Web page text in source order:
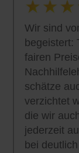
Wir sind
begeistert:
fairen
schätze
verzichtet
die wir
jederzeit
bei